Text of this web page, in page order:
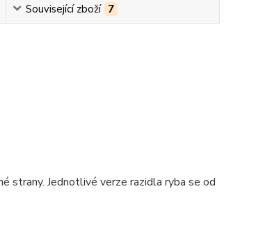
Související zboží 7
strany. Jednotlivé verze razidla ryba se od